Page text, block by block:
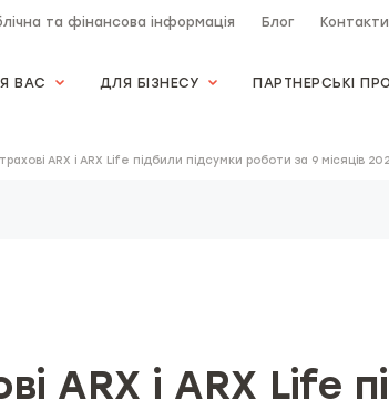
та фінансова інформація Блог Контакти
ВАС ДЛЯ БІЗНЕСУ ПАРТНЕРСЬКІ
ARX і ARX Life підбили підсумки роботи за 9 місяців
ARX і ARX Life